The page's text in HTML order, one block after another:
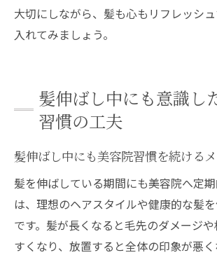
大切にしながら、髪も心もリフレッシ
入れてみましょう。
髪伸ばし中にも意識し
習慣の工夫
髪伸ばし中にも美容院習慣を続ける
髪を伸ばしている期間にも美容院へ定
は、理想のヘアスタイルや健康的な髪
です。髪が長くなると毛先のダメージ
すくなり、放置すると全体の印象が悪